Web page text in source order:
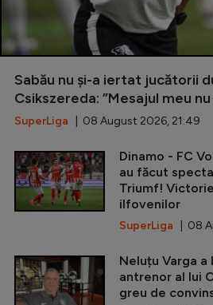
Sabău nu și-a iertat jucătorii
Csikszereda: ”Mesajul meu
SuperLiga | 08 August 2026, 21:49
Dinamo - FC
au făcut
Triumf!
ilfovenilor
SuperLiga | 08
Neluțu Varga
antrenor al lui
greu de